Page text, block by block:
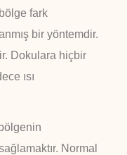
fark
bir yöntemdir.
Dokulara hiçbir
ısı
Normal